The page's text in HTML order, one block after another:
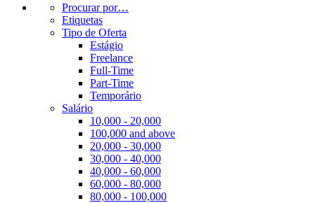
Procurar por…
Etiquetas
Tipo de Oferta
Estágio
Freelance
Full-Time
Part-Time
Temporário
Salário
10,000 - 20,000
100,000 and above
20,000 - 30,000
30,000 - 40,000
40,000 - 60,000
60,000 - 80,000
80,000 - 100,000